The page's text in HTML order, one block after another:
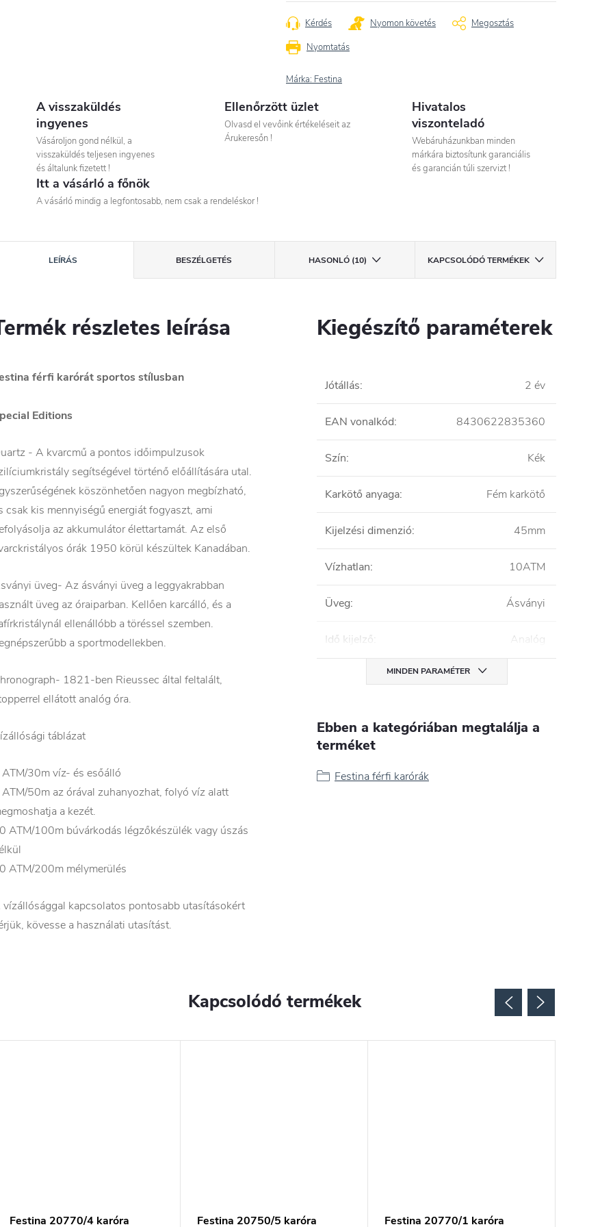
Nyomtatás
Kérdés Nyomon követés Megosztás
Márka: Festina
A visszaküldés
ingyenes
Vásároljon gond nélkül, a
visszaküldés teljesen ingyenes
és általunk fizetett !
Ellenőrzött üzlet
Olvasd el vevőink értékeléseit az
Árukeresőn !
Hivatalos
viszonteladó
Webáruházunkban minden
márkára biztosítunk garanciális
és garancián túli szervizt !
Itt a vásárló a főnök
A vásárló mindig a legfontosabb, nem csak a rendeléskor !
LEÍRÁS BESZÉLGETÉS HASONLÓ (10) KAPCSOLÓDÓ TERMÉKEK
részletes leírása
férfi karórát sportos stílusban
Editions
- A kvarcmű a pontos időimpulzusok
segítségével történő előállítására utal.
köszönhetően nagyon megbízható,
csak kis mennyiségű energiát fogyaszt, ami
az akkumulátor élettartamát. Az első
órák 1950 körül készültek Kanadában.
üveg- Az ásványi üveg a leggyakrabban
üveg az óraiparban. Kellően karcálló, és a
ellenállóbb a töréssel szemben.
a sportmodellekben.
1821-ben Rieussec által feltalált,
ellátott analóg óra.
táblázat
30m víz- és esőálló
50m az órával zuhanyozhat, folyó víz alatt
a kezét.
ATM/100m búvárkodás légzőkészülék vagy úszás
ATM/200m mélymerülés
vízállósággal kapcsolatos pontosabb utasításokért
kövesse a használati utasítást.
Kiegészítő paraméterek
Jótállás: 2 év
EAN vonalkód: 8430622835360
Szín: Kék
Karkötő anyaga: Fém karkötő
Kijelzési dimenzió: 45mm
Vízhatlan: 10ATM
Üveg: Ásványi
Idő kijelző: Analóg
MINDEN PARAMÉTER
Ebben a kategóriában megtalálja a
terméket
Festina férfi karórák
Kapcsolódó termékek
Festina 20770/4 karóra Festina 20750/5 karóra Festina 20770/1 karóra